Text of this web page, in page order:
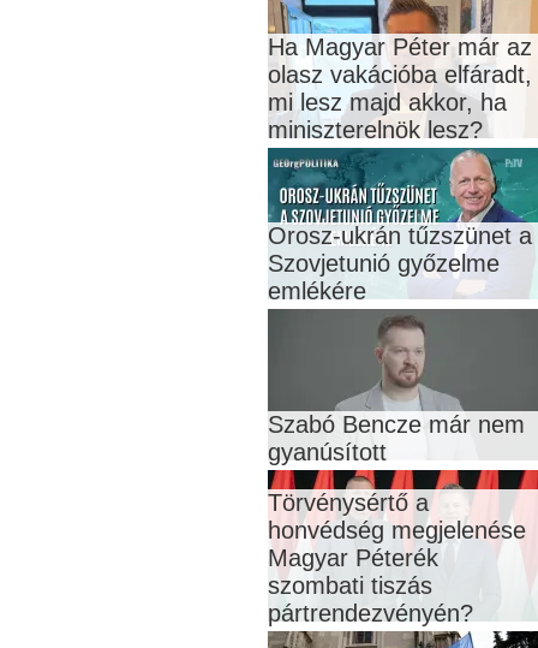
Ha Magyar Péter már az
olasz vakációba elfáradt,
mi lesz majd akkor, ha
miniszterelnök lesz?
Orosz-ukrán tűzszünet a
Szovjetunió győzelme
emlékére
Szabó Bencze már nem
gyanúsított
Törvénysértő a
honvédség megjelenése
Magyar Péterék
szombati tiszás
pártrendezvényén?